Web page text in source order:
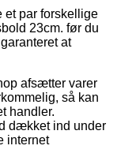
par forskellige
23cm. før du
at
afsætter varer
så kan
handler.
dækket ind under
internet